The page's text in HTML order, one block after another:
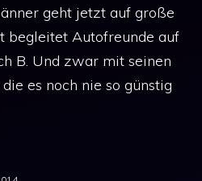
geht jetzt auf große
begleitet Autofreunde auf
B. Und zwar mit seinen
es noch nie so günstig